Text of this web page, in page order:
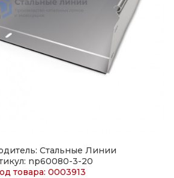
Стальные Линии
np60080-3-20
товара: 0003913